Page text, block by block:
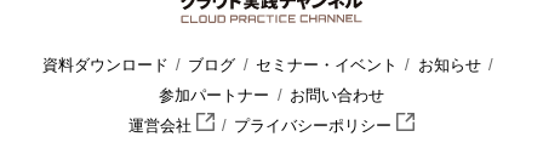
資料ダウンロード ブログ セミナー・イベント
お知らせ
参加パートナー
お問い合わせ
運営会社
プライバシーポリシー